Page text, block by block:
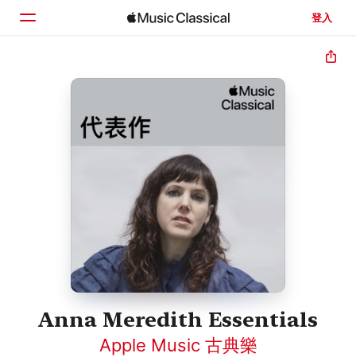
登入
首頁
搜尋
Anna Meredith Essentials
Apple Music 古典樂